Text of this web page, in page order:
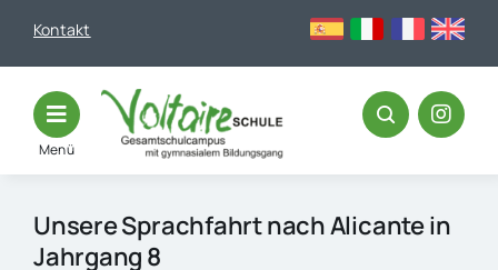
Kontakt
Menü
Unsere Sprachfahrt nach Alicante in
Jahrgang 8